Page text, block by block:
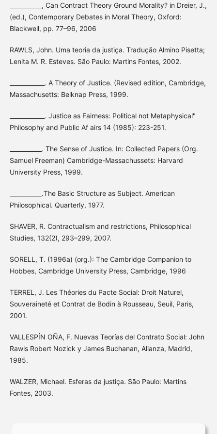
___________, Can Contract Theory Ground Morality? in Dreier, J.,
(ed.), Contemporary Debates in Moral Theory, Oxford:
Blackwell, pp. 77–96, 2006
RAWLS, John. Uma teoria da justiça. Tradução Almino Pisetta;
Lenita M. R. Esteves. São Paulo: Martins Fontes, 2002.
____________. A Theory of Justice. (Revised edition, Cambridge,
Massachusetts: Belknap Press, 1999.
____________. Justice as Fairness: Political not Metaphysical"
Philosophy and Public Af airs 14 (1985): 223-251.
___________. The Sense of Justice. In: Collected Papers (Org.
Samuel Freeman) Cambridge-Massachussets: Harvard
University Press, 1999.
___________.The Basic Structure as Subject. American
Philosophical. Quarterly, 1977.
SHAVER, R. Contractualism and restrictions, Philosophical
Studies, 132(2), 293–299, 2007.
SORELL, T. (1996a) (org.): The Cambridge Companion to
Hobbes, Cambridge University Press, Cambridge, 1996
TERREL, J. Les Théories du Pacte Social: Droit Naturel,
Souveraineté et Contrat de Bodin à Rousseau, Seuil, Paris,
2001.
VALLESPÍN OÑA, F. Nuevas Teorías del Contrato Social: John
Rawls Robert Nozick y James Buchanan, Alianza, Madrid,
1985.
WALZER, Michael. Esferas da justiça. São Paulo: Martins
Fontes, 2003.